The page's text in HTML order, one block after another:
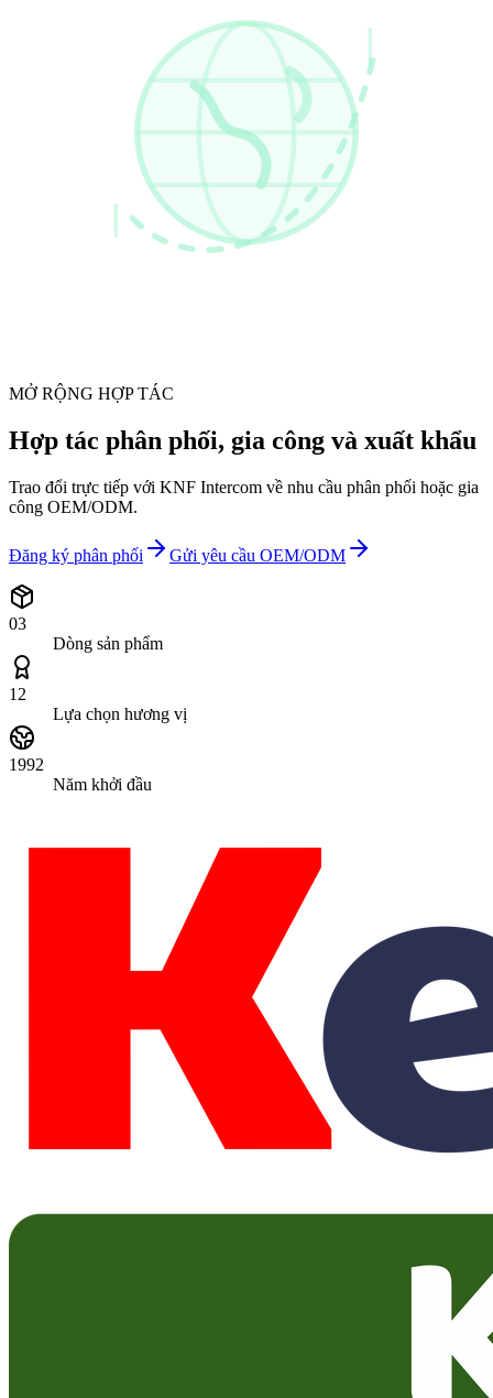
MỞ RỘNG HỢP TÁC
Hợp tác phân phối, gia công và xuất khẩu
Trao đổi trực tiếp với KNF Intercom về nhu cầu phân phối hoặc gia
công OEM/ODM.
Đăng ký phân phối Gửi yêu cầu OEM/ODM
03
Dòng sản phẩm
12
Lựa chọn hương vị
1992
Năm khởi đầu